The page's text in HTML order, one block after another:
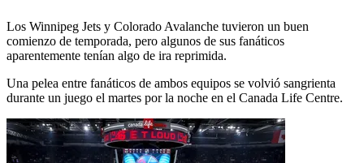
Los Winnipeg Jets y Colorado Avalanche tuvieron un buen
comienzo de temporada, pero algunos de sus fanáticos
aparentemente tenían algo de ira reprimida.
Una pelea entre fanáticos de ambos equipos se volvió sangrienta
durante un juego el martes por la noche en el Canada Life Centre.